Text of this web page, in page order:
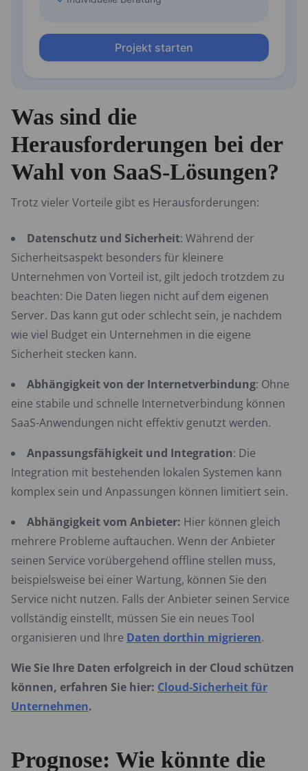
Was sind die
Herausforderungen bei der
Wahl von SaaS-Lösungen?
Trotz vieler Vorteile gibt es Herausforderungen:
Datenschutz und Sicherheit: Während der
Sicherheitsaspekt besonders für kleinere
Unternehmen von Vorteil ist, gilt jedoch trotzdem zu
beachten: Die Daten liegen nicht auf dem eigenen
Server. Das kann gut oder schlecht sein, je nachdem
wie viel Budget ein Unternehmen in die eigene
Sicherheit stecken kann.
Abhängigkeit von der Internetverbindung: Ohne
eine stabile und schnelle Internetverbindung können
SaaS-Anwendungen nicht effektiv genutzt werden.
Anpassungsfähigkeit und Integration: Die
Integration mit bestehenden lokalen Systemen kann
komplex sein und Anpassungen können limitiert sein.
Abhängigkeit vom Anbieter: Hier können gleich
mehrere Probleme auftauchen. Wenn der Anbieter
seinen Service vorübergehend offline stellen muss,
beispielsweise bei einer Wartung, können Sie den
Service nicht nutzen. Falls der Anbieter seinen Service
vollständig einstellt, müssen Sie ein neues Tool
organisieren und Ihre Daten dorthin migrieren.
Wie Sie Ihre Daten erfolgreich in der Cloud schützen
können, erfahren Sie hier: Cloud-Sicherheit für
Unternehmen.
Prognose: Wie könnte die